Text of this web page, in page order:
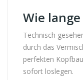
Wie lange
Technisch
durch das
perfekten
sofort loslegen.